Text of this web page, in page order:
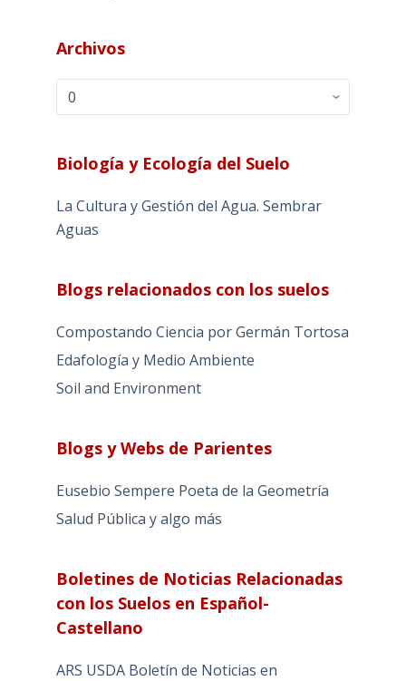
Archivos
Archivos
Biología y Ecología del Suelo
La Cultura y Gestión del Agua. Sembrar
Aguas
Blogs relacionados con los suelos
Compostando Ciencia por Germán Tortosa
Edafología y Medio Ambiente
Soil and Environment
Blogs y Webs de Parientes
Eusebio Sempere Poeta de la Geometría
Salud Pública y algo más
Boletines de Noticias Relacionadas
con los Suelos en Español-
Castellano
ARS USDA Boletín de Noticias en